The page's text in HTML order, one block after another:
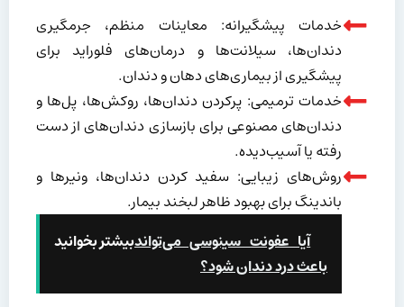
خدمات پیشگیرانه: معاینات منظم، جرمگیری
دندان‌ها، سیلانت‌ها و درمان‌های فلوراید برای
پیشگیری از بیماری‌های دهان و دندان.
خدمات ترمیمی: پرکردن دندان‌ها، روکش‌ها، پل‌ها و
دندان‌های مصنوعی برای بازسازی دندان‌های از دست
رفته یا آسیب‌دیده.
روش‌های زیبایی: سفید کردن دندان‌ها، ونیرها و
باندینگ برای بهبود ظاهر لبخند بیمار.
بیشتر بخوانیدآیا عفونت سینوسی می‌تواند
باعث درد دندان شود؟